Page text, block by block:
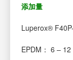
添加量
Luperox®
EPDM： 6 – 12